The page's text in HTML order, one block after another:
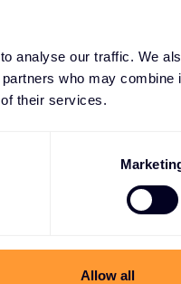
analyse our traffic. We
who may combine
their services.
Allow all